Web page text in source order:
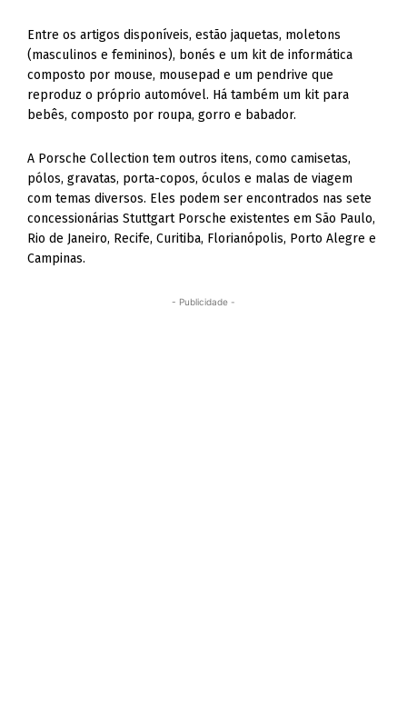
Entre os artigos disponíveis, estão jaquetas, moletons
(masculinos e femininos), bonés e um kit de informática
composto por mouse, mousepad e um pendrive que
reproduz o próprio automóvel. Há também um kit para
bebês, composto por roupa, gorro e babador.
A Porsche Collection tem outros itens, como camisetas,
pólos, gravatas, porta-copos, óculos e malas de viagem
com temas diversos. Eles podem ser encontrados nas sete
concessionárias Stuttgart Porsche existentes em São Paulo,
Rio de Janeiro, Recife, Curitiba, Florianópolis, Porto Alegre e
Campinas.
- Publicidade -